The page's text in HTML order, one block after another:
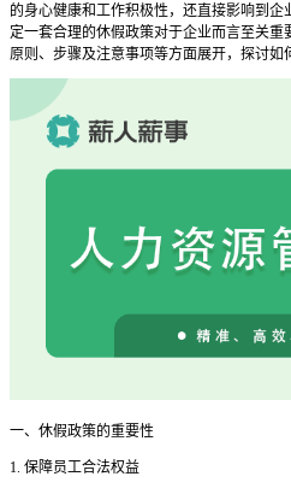
的身心健康和工作积极性，还直接影响到企
定一套合理的休假政策对于企业而言至关
原则、步骤及注意事项等方面展开，探讨如
一、休假政策的重要性
1. 保障员工合法权益